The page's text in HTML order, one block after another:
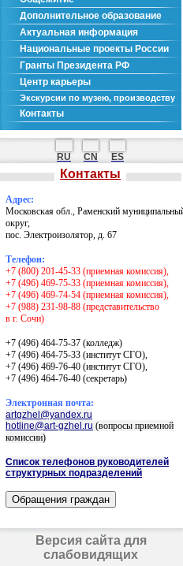
Дополнительное образование
Актуальная информация
Национальные проекты России
Гранты Президента РФ
Центр карьеры
Экскурсии по музею, производству
Контакты
RU CN ES
Контакты
Адрес:
Московская обл., Раменский
округ,
пос. Электроизолятор, д. 67
Телефон:
+7 (800) 201-45-33 (приемная комиссия),
+7 (496) 469-75-33 (приемная комиссия),
+7 (496) 469-74-54 (приемная комиссия),
+7 (988) 231-98-88 (представительство
в г. Сочи)
+7 (496) 464-75-37 (колледж)
+7 (496) 464-75-33 (институт СГО),
+7 (496) 469-76-40 (институт СГО),
+7 (496) 464-76-40 (секретарь)
Электронная почта:
artgzhel@yandex.ru
hotline@art-gzhel.ru (вопросы приемной
комиссии)
Список телефонов руководителей
структурных подразделений
Версия сайта для
слабовидящих